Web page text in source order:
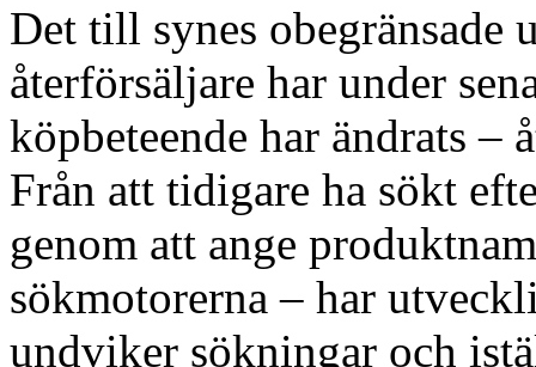
Det till synes obegränsade
återförsäljare har under
köpbeteende har ändrats –
Från att tidigare ha sökt
genom att ange
sökmotorerna – har
undviker sökningar och